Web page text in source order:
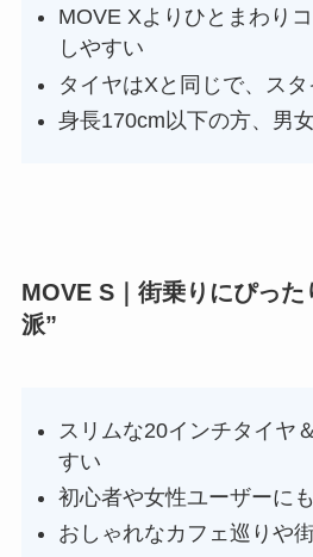
MOVE Xよりひとまわり
しやすい
タイヤはXと同じで、ス
身長170cm以下の方、男
MOVE S｜街乗りにぴった
派”
スリムな20インチタイヤ
すい
初心者や女性ユーザーに
おしゃれなカフェ巡りや